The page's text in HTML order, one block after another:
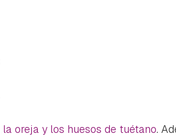
oreja y los huesos de tuétano.